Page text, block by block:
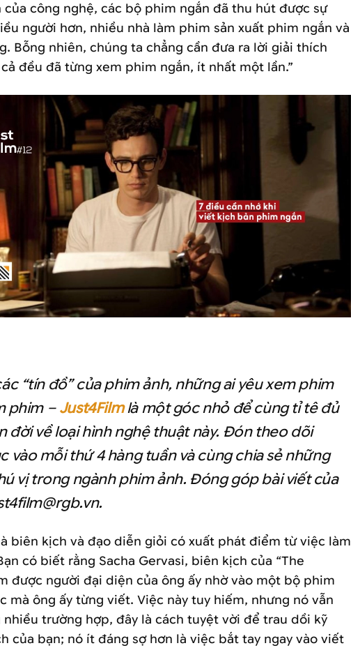
công nghệ, các bộ phim ngắn đã thu hút được sự
người hơn, nhiều nhà làm phim sản xuất phim ngắn và
Bỗng nhiên, chúng ta chẳng cần đưa ra lời giải thích
đều đã từng xem phim ngắn, ít nhất một lần.”
“tín đồ” của phim ảnh, những ai yêu xem phim
phim –Just4Filmlà một góc nhỏ để cùng tỉ tê đủ
đời về loại hình nghệ thuật này. Đón theo dõi
vào mỗi thứ 4 hàng tuần và cùng chia sẻ những
vị trong ngành phim ảnh. Đóng góp bài viết của
biên kịch và đạo diễn giỏi có xuất phát điểm từ việc làm
có biết rằng Sacha Gervasi, biên kịch của “The
được người đại diện của ông ấy nhờ vào một bộ phim
mà ông ấy từng viết. Việc này tuy hiếm, nhưng nó vẫn
nhiều trường hợp, đây là cách tuyệt vời để trau dồi kỹ
của bạn; nó ít đáng sợ hơn là việc bắt tay ngay vào viết